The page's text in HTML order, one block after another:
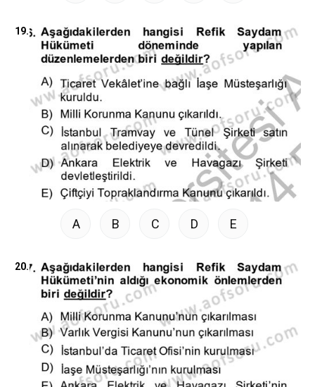
19.
A B C D E
20.